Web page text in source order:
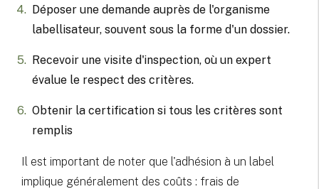
Déposer une demande auprès de l'organisme
labellisateur, souvent sous la forme d'un dossier.
Recevoir une visite d'inspection, où un expert
évalue le respect des critères.
Obtenir la certification si tous les critères sont
remplis
Il est important de noter que l'adhésion à un label
implique généralement des coûts : frais de